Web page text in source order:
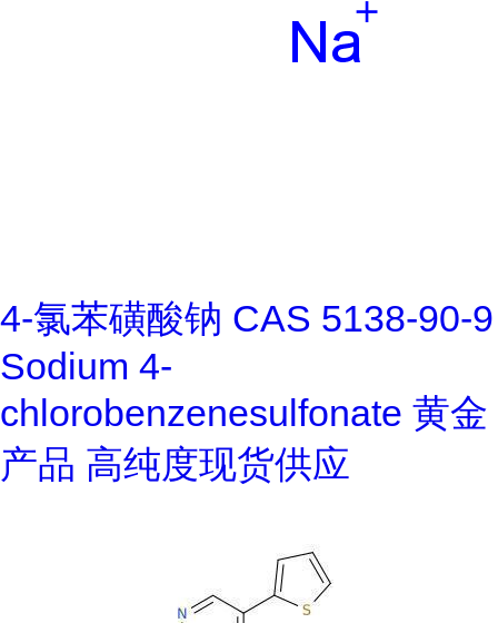
4-氯苯磺酸钠 CAS 5138-90-9
Sodium 4-
chlorobenzenesulfonate 黄金
产品 高纯度现货供应